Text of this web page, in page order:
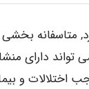
متاسفانه بخشی
دارای منشا
اختلالات و